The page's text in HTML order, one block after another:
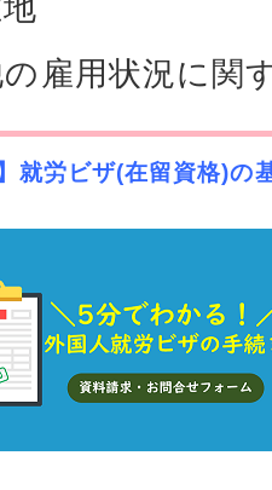
雇用状況に関
就労ビザ(在留資格)の